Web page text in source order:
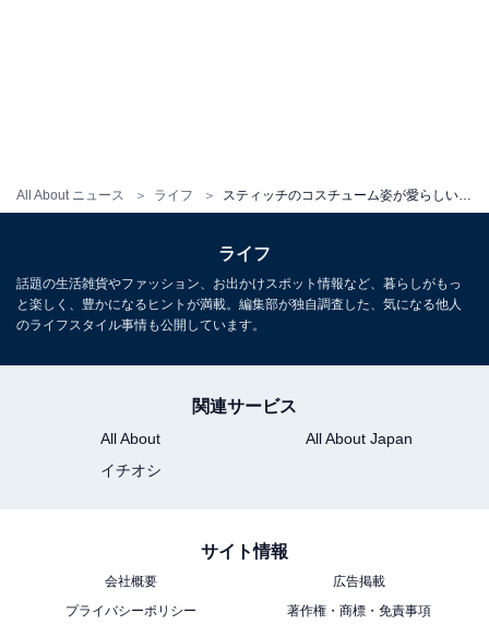
All About ニュース ライフ
じめご了承ください
こちらもおすすめ
待望の再販！ 2026年6月発売「ハローキティ な
ライフ
話題の生活雑貨やファッション、お出かけスポット情報など、暮らしがもっ
と楽しく、豊かになるヒントが満載。編集部が独自調査した、気になる他人
のライフスタイル事情も公開しています。
関連サービス
All About
All About Japan
イチオシ
サイト情報
会社概要
広告掲載
プライバシーポリシー
著作権・商標・免責事項